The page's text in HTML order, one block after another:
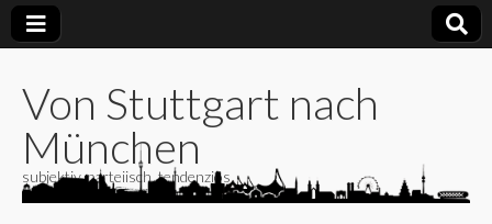
Von Stuttgart nach
München
subjektiv, parteiisch, tendenziös